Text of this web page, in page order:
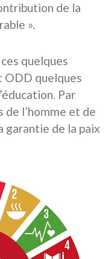
de la
».
quelques
ODD quelques
Par
l’homme et de
garantie de la paix